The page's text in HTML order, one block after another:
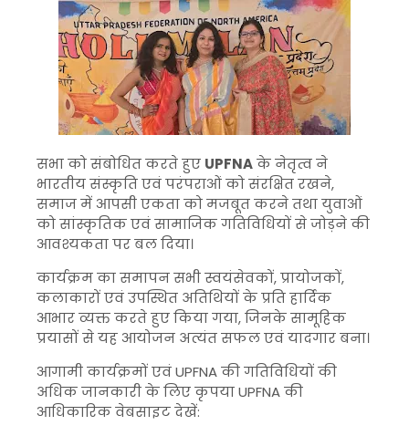
सभा को संबोधित करते हुए UPFNAके नेतृत्व ने
भारतीय संस्कृति एवं परंपराओं को संरक्षित रखने,
समाज में आपसी एकता को मजबूत करने तथा युवाओं
को सांस्कृतिक एवं सामाजिक गतिविधियों से जोड़ने की
आवश्यकता पर बल दिया।
कार्यक्रम का समापन सभी स्वयंसेवकों, प्रायोजकों,
कलाकारों एवं उपस्थित अतिथियों के प्रति हार्दिक
आभार व्यक्त करते हुए किया गया, जिनके सामूहिक
प्रयासों से यह आयोजन अत्यंत सफल एवं यादगार बना।
आगामी कार्यक्रमों एवं UPFNA की गतिविधियों की
अधिक जानकारी के लिए कृपया UPFNA की
आधिकारिक वेबसाइट देखें: